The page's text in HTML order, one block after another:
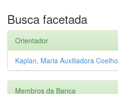
Busca facetada
Orientador
Kaplan, Maria Auxiliadora Coelho
Membros da Banca